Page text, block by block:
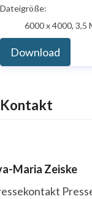
Dateigröße:
6000 x 4000, 3,5
Download
Kontakt
Maria Zeiske